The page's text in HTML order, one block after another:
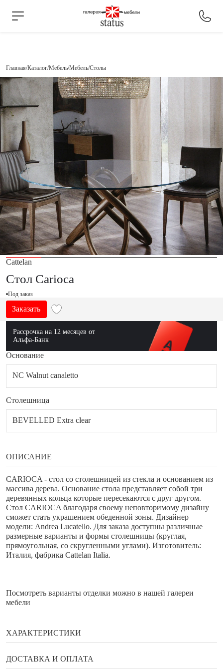
Главная Каталог Мебель Мебель Столы
Cattelan
Стол Carioca
Под заказ
Заказать
Рассрочка на 12 месяцев от
Альфа-Банк
Основание
NC Walnut canaletto
Столешница
BEVELLED Extra clear
ОПИСАНИЕ
CARIOCA - стол со столешницей из стекла и основанием из
массива дерева. Основание стола представляет собой три
деревянных кольца которые пересекаются с друг другом.
Стол CARIOCA благодаря своему неповторимому дизайну
сможет стать украшением обеденной зоны. Дизайнер
модели: Andrea Lucatello. Для заказа доступны различные
размерные варианты и формы столешницы (круглая,
прямоугольная, со скругленными углами). Изготовитель:
Италия, фабрика Cattelan Italia.
Посмотреть варианты отделки можно в нашей галереи
мебели
ХАРАКТЕРИСТИКИ
Бренд
ДОСТАВКА И ОПЛАТА